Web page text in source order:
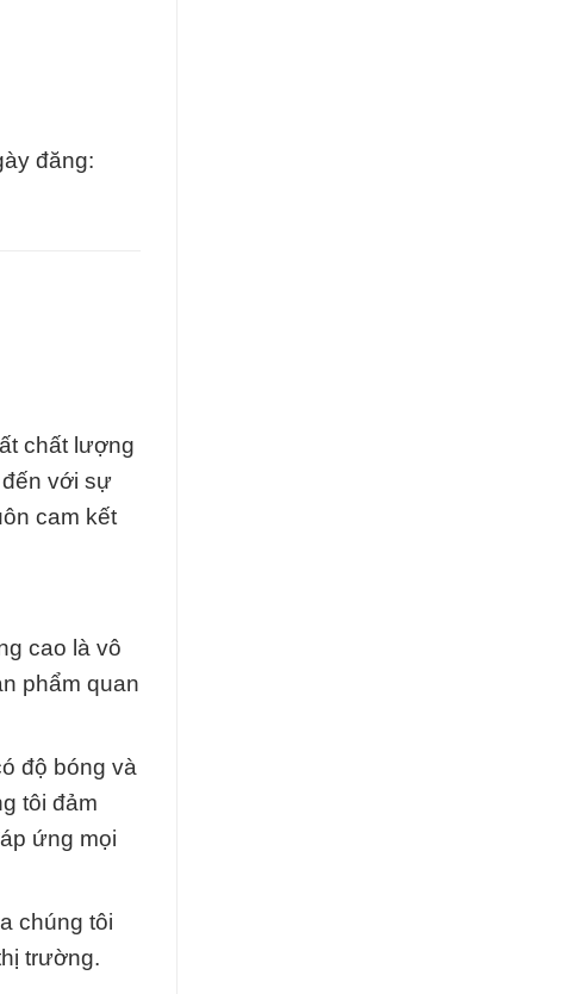
đăng:
chất lượng
với sự
cam kết
cao là vô
phẩm quan
độ bóng và
tôi đảm
ứng mọi
chúng tôi
trường.